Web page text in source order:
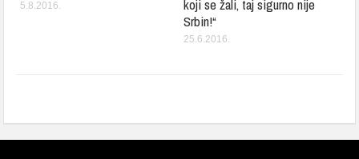
5.8.2016.
koji se žali, taj sigurno nije
Srbin!“
25.6.2016.